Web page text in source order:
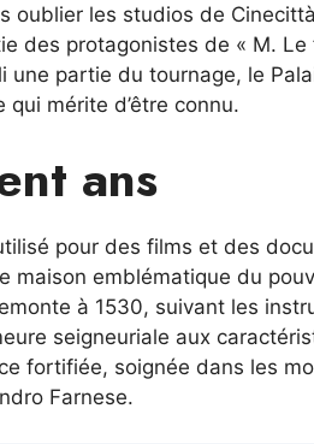
oublier les studios de
des protagonistes de « M. Le
une partie du tournage, le
qui mérite d’être connu.
ans
pour des films et des
maison emblématique du
à 1530, suivant les
seigneuriale aux
fortifiée, soignée dans les
Farnese.